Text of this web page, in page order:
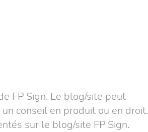
FP Sign. Le blog/site peut
conseil en produit ou en droit.
sur le blog/site FP Sign.